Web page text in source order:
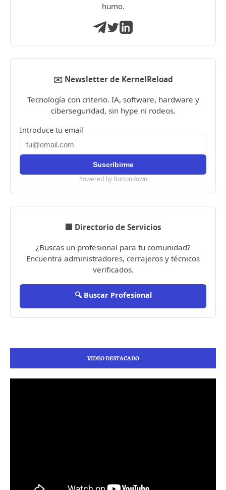
humo.
✉️ Newsletter de KernelReload
Tecnología con criterio. IA, software, hardware y
ciberseguridad, sin hype ni rodeos.
Introduce tu email
Powered by Buttondown
🏢 Directorio de Servicios
¿Buscas un profesional para tu comunidad?
Encuentra administradores, cerrajeros y técnicos
verificados.
🔍 Buscar Profesional
VIDEO DESTACADO